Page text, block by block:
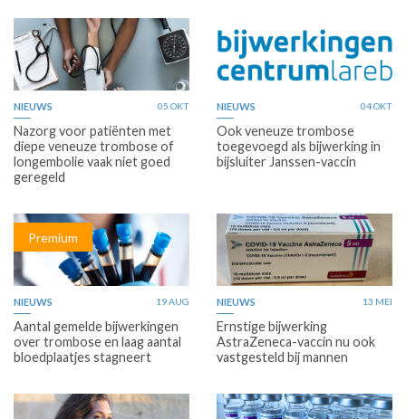
NIEUWS 05 OKT
Nazorg voor patiënten met
diepe veneuze trombose of
longembolie vaak niet goed
geregeld
NIEUWS 04 OKT
Ook veneuze trombose
toegevoegd als bijwerking in
bijsluiter Janssen-vaccin
Premium
NIEUWS 19 AUG
Aantal gemelde bijwerkingen
over trombose en laag aantal
bloedplaatjes stagneert
NIEUWS 13 MEI
Ernstige bijwerking
AstraZeneca-vaccin nu ook
vastgesteld bij mannen